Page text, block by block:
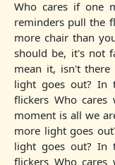
Who cares if one
reminders pull the
more chair than
should be, it's not
mean it, isn't
light goes out? In
flickers Who
moment is all we
more light goes
light goes out? In
flickers Who